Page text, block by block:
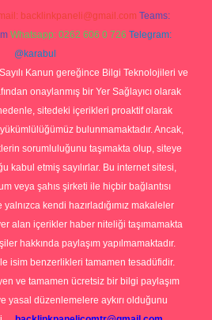
backlinkpaneli@gmail.com Teams:
Whatsapp: 0262 606 0 726 Telegram:
@karabul
Kanun gereğince Bilgi Teknolojileri ve
onaylanmış bir Yer Sağlayıcı olarak
sitedeki içerikleri proaktif olarak
bulunmamaktadır. Ancak,
sorumluluğunu taşımakta olup, siteye
kabul etmiş sayılırlar. Bu internet sitesi,
veya şahıs şirketi ile hiçbir bağlantısı
kendi hazırladığımız makaleler
alan içerikler haber niteliği taşımamakta
hakkında paylaşım yapılmamaktadır.
isim benzerlikleri tamamen tesadüfidir.
ve tamamen ücretsiz bir bilgi paylaşım
yasal düzenlemelere aykırı olduğunu